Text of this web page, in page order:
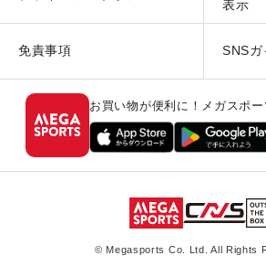
表示
免責事項 SNSガ
お買い物が便利に！メガスポー
© Megasports Co. Ltd. All Rights